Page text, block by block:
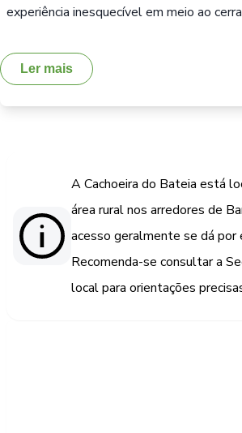
experiência inesquecível em meio ao
Ler mais
A Cachoeira do Bateia está
área rural nos arredores de
acesso geralmente se dá por
Recomenda-se consultar a
local para orientações